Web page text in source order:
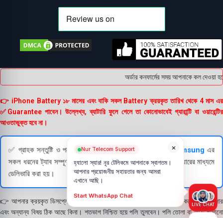
অর্ডার কনফার্মের সময় আপনাকে কল দেওয়া
👉 iPhone Battery ১৮ মাসের এবং বাকি সকল Battery ক্রয়কৃত তারিখ থেকে 4 মাস এর
✅Guarantee পাবেন। উল্লেখ্য, ব্যাটারি ফুলে গেলে তা কোনোভাবেই গ্যারান্টি বা ওয়ারেন্টির
আওতাভুক্ত হবে না।
✅ গ্রাহক সন্তুষ্টি ও পণ্যের স্বচ্ছতা নিশ্চিত করতে এবংSamsung এর
সকল ধরনের ট্যাব সম্পূর্ণরূপে যাচাই (Check) করার পরই বিক্রি ও কুরিয়ারের মাধ্যমে
ডেলিভারি করা হয়।
👉 আপনার ক্রয়কৃত ডিসপ্লে স্থায়ী ভাবে লাগানোর আগে মোবাইলে লাগিয়ে চেক করে নিবেন কালার
এবং অন্যান্য বিষয় ঠিক আছে কিনা। শতভাগ নিশ্চিত হয়ে পলি তুলবেন। পলি তোলা বা আঠা লাগানো
×
Nur Telecom Support
হ্যালো স্যার! নূর টেলিকমে আপনাকে স্বাগতম।
আপনার প্রয়োজনীয় সহায়তার জন্য আমরা
এখানে আছি।
Start WhatsApp Chat
LIVE CHAT